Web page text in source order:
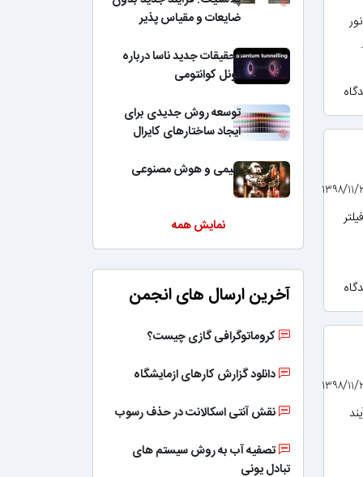
ضایعات و مقیاس پذیر
تحقیقات جدید ناسا درباره
تونل کوانتومی
توسعه روش جدیدی برای
ایجاد ساختارهای کایرال
شیمی و هوش مصنوعی
نمایش همه
آخرین ارسال های انجمن
کروماتوگرافی گازی چیست؟
دانلود گزارش کارهای ازمایشگاه
نقش آنتی اسکالانت در حذف رسوب
تصفیه آب به روش سیستم های
تبادل یونی